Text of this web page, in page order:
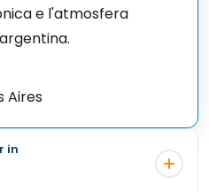
e l'atmosfera
Aires
in